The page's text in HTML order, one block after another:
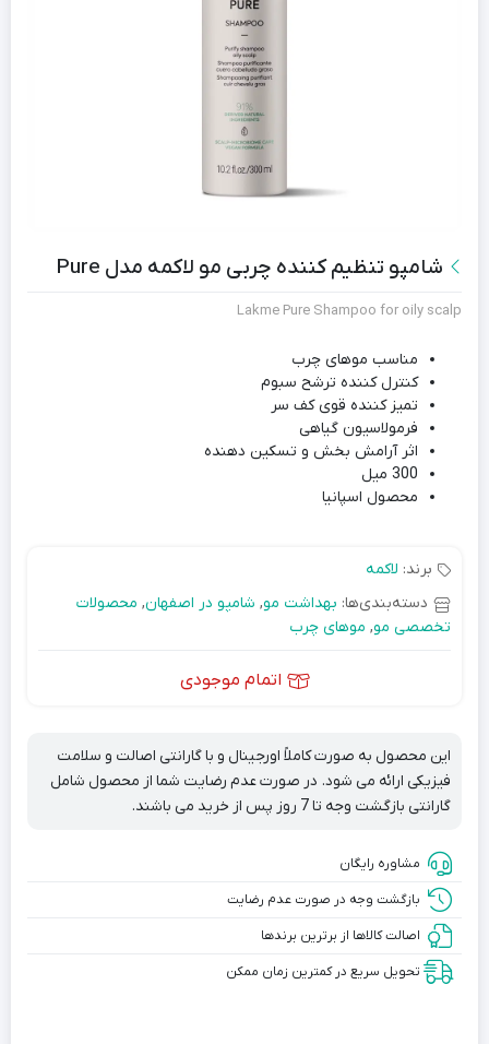
شامپو تنظیم کننده چربی مو لاکمه مدل Pure
Lakme Pure Shampoo for oily scalp
مناسب موهای چرب
کنترل کننده ترشح سبوم
تمیز کننده قوی کف سر
فرمولاسیون گیاهی
اثر آرامش بخش و تسکین دهنده
300 میل
محصول اسپانیا
برند: لاکمه
دسته‌بندی‌ها: بهداشت مو, شامپو در اصفهان, محصولات
تخصصی مو, موهای چرب
اتمام موجودی
این محصول به صورت کاملاً اورجینال و با گارانتی اصالت و سلامت
فیزیکی ارائه می شود. در صورت عدم رضایت شما از محصول شامل
گارانتی بازگشت وجه تا 7 روز پس از خرید می باشند.
مشاوره رایگان
بازگشت وجه در صورت عدم رضایت
اصالت کالاها از برترین برندها
تحویل سریع در کمترین زمان ممکن